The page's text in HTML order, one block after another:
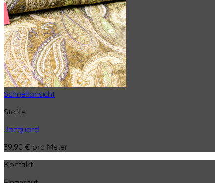
Schnellansicht
Stoffe
Jacquard
39,90 € pro Meter
Kontakt